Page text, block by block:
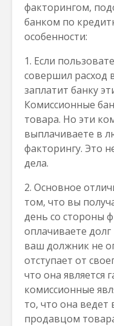
факторингом,
банком по
особенности:
1. Если
совершил расход
заплатит банку
Комиссионные
товара. Но эти
выплачиваете в
факторингу. Это
дела.
2. Основное
том, что вы
день со стороны
оплачиваете
ваш должник не
отступает от
что она является
комиссионные
то, что она
продавцом